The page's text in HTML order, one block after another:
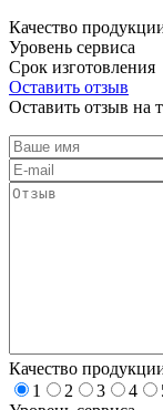
Качество
Уровень сервиса
Срок изготовления
Оставить отзыв
Оставить отзыв на
Качество
1
2 3 4